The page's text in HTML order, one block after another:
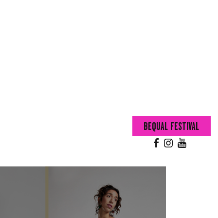
BEQUAL FESTIVAL